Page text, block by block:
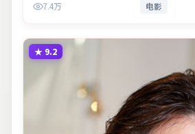
7.4万 电影
★ 9.2